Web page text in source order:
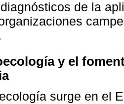
de la
y el
surge en el